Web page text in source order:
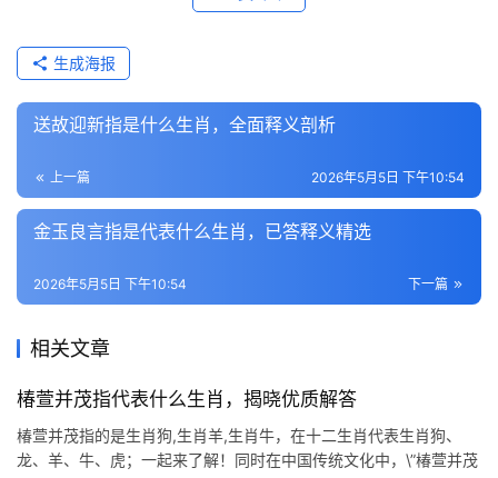
生成海报
送故迎新指是什么生肖，全面释义剖析
上一篇 2026年5月5日 下午10:54
金玉良言指是代表什么生肖，已答释义精选
下一篇
2026年5月5日 下午10:54
相关文章
椿萱并茂指代表什么生肖，揭晓优质解答
椿萱并茂指的是生肖狗,生肖羊,生肖牛，在十二生肖代表生肖狗、
龙、羊、牛、虎；一起来了解！同时在中国传统文化中，\”椿萱并茂